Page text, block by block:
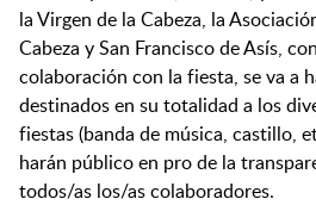
la Virgen de la Cabeza, la
Cabeza y San Francisco de Asís,
colaboración con la fiesta, se va a
destinados en su totalidad a los
fiestas (banda de música, castillo,
harán público en pro de la
todos/as los/as colaboradores.